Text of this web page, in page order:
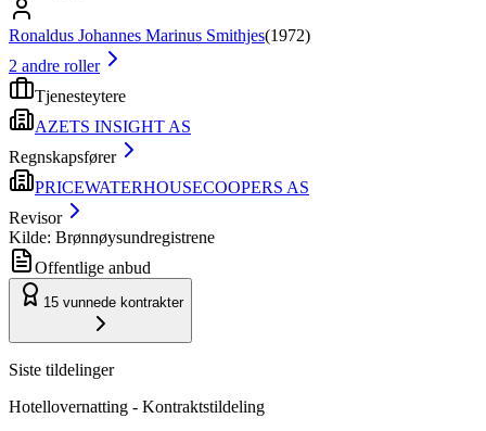
Ronaldus Johannes Marinus Smithjes(1972)
2 andre roller
Tjenesteytere
AZETS INSIGHT AS
Regnskapsfører
PRICEWATERHOUSECOOPERS AS
Revisor
Kilde: Brønnøysundregistrene
Offentlige anbud
15 vunnede kontrakter
Siste tildelinger
Hotellovernatting - Kontraktstildeling